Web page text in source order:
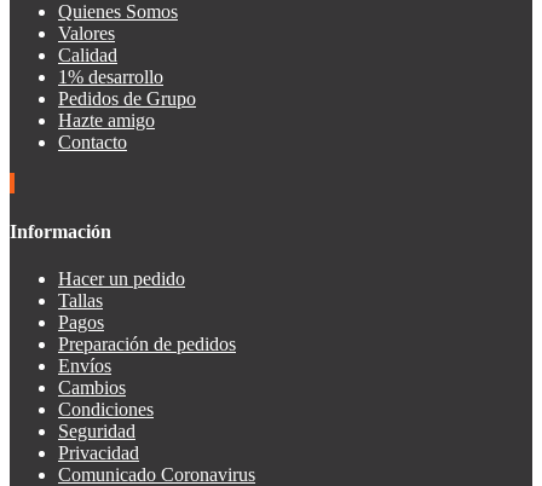
Quienes Somos
Valores
Calidad
1% desarrollo
Pedidos de Grupo
Hazte amigo
Contacto
Información
Hacer un pedido
Tallas
Pagos
Preparación de pedidos
Envíos
Cambios
Condiciones
Seguridad
Privacidad
Comunicado Coronavirus